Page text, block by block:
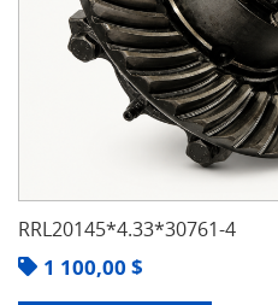
RRL20145*4.33*30761-4
1 100,00 $